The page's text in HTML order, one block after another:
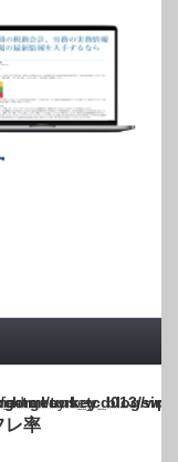
inturkey_blog/wp-content/themes/
レ率